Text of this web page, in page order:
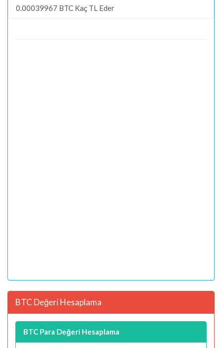
0.00039967 BTC Kaç TL Eder
BTC Değeri Hesaplama
BTC Para Değeri Hesaplama